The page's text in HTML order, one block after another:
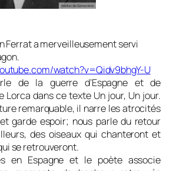
Ferrat a merveilleusement servi
watch?v=Qidv9bhgY-U
de la guerre d’Espagne et de
Lorca dans ce texte Un jour, Un jour.
remarquable, il narre les atrocités
garde espoir; nous parle du retour
des oiseaux qui chanteront et
se retrouveront.
en Espagne et le poète associe